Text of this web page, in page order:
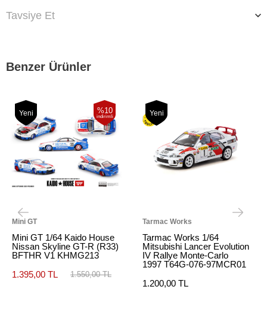
Tavsiye Et
Benzer Ürünler
%10
indirimli
Yeni
Mini GT
Mini GT 1/64 Kaido House
Nissan Skyline GT-R (R33)
BFTHR V1 KHMG213
1.550,00 TL
1.395,00 TL
Yeni
Tarmac Works
Tarmac Works 1/64
Mitsubishi Lancer Evolution
IV Rallye Monte-Carlo
1997 T64G-076-97MCR01
1.200,00 TL